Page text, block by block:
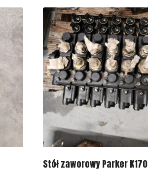
Stół zaworowy Parker K170